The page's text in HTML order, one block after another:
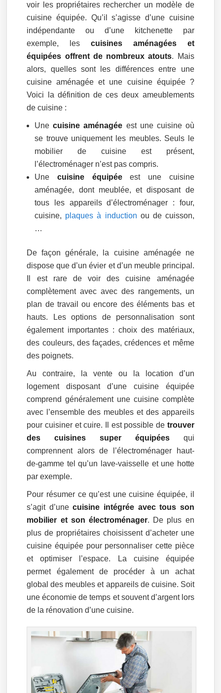
voir les propriétaires rechercher un modèle de
cuisine équipée. Qu’il s’agisse d’une cuisine
indépendante ou d’une kitchenette par
exemple, les cuisines aménagées et
équipées offrent de nombreux atouts. Mais
alors, quelles sont les différences entre une
cuisine aménagée et une cuisine équipée ?
Voici la définition de ces deux ameublements
de cuisine :
Unecuisine aménagée est une cuisine où
se trouve uniquement les meubles. Seuls le
mobilier de cuisine est présent,
l’électroménager n’est pas compris.
Unecuisine équipéeest une cuisine
aménagée, dont meublée, et disposant de
tous les appareils d’électroménager : four,
cuisine, plaques à induction ou de cuisson,
…
De façon générale, la cuisine aménagée ne
dispose que d’un évier et d’un meuble principal.
Il est rare de voir des cuisine aménagée
complètement avec avec des rangements, un
plan de travail ou encore des éléments bas et
hauts. Les options de personnalisation sont
également importantes : choix des matériaux,
des couleurs, des façades, crédences et même
des poignets.
Au contraire, la vente ou la location d’un
logement disposant d’une cuisine équipée
comprend généralement une cuisine complète
avec l’ensemble des meubles et des appareils
pour cuisiner et cuire. Il est possible de trouver
des cuisines super équipéesqui
comprennent alors de l’électroménager haut-
de-gamme tel qu’un lave-vaisselle et une hotte
par exemple.
Pour résumer ce qu’est une cuisine équipée, il
s’agit d’unecuisine intégrée avec tous son
mobilier et son électroménager. De plus en
plus de propriétaires choisissent d’acheter une
cuisine équipée pour personnaliser cette pièce
et optimiser l’espace. La cuisine équipée
permet également de procéder à un achat
global des meubles et appareils de cuisine. Soit
une économie de temps et souvent d’argent lors
de la rénovation d’une cuisine.